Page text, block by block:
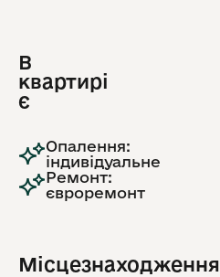
В
квартирі
є
Опалення:
індивідуальне
Ремонт:
євроремонт
Місцезнаходження